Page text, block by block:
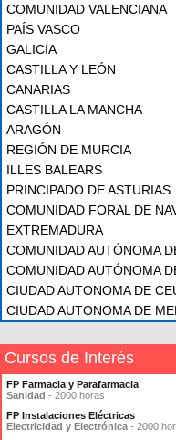
COMUNIDAD VALENCIANA
PAÍS VASCO
GALICIA
CASTILLA Y LEÓN
CANARIAS
CASTILLA LA MANCHA
ARAGÓN
REGIÓN DE MURCIA
ILLES BALEARS
PRINCIPADO DE ASTURIAS
COMUNIDAD FORAL DE
EXTREMADURA
COMUNIDAD AUTÓNOMA
COMUNIDAD AUTÓNOMA
CIUDAD AUTONOMA DE
CIUDAD AUTONOMA DE
Cursos de Interés
FP Farmacia y Parafarmacia
Sanidad - 2000 horas
FP Instalaciones Eléctricas
Electricidad y Electrónica - 2000